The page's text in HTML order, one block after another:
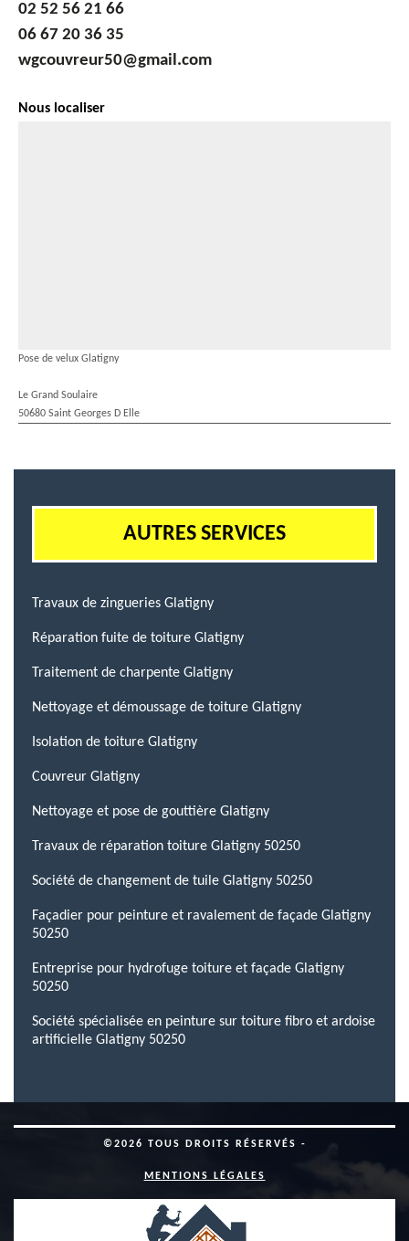
02 52 56 21 66
06 67 20 36 35
wgcouvreur50@gmail.com
Nous localiser
Pose de velux Glatigny
Le Grand Soulaire
50680 Saint Georges D Elle
AUTRES SERVICES
Travaux de zingueries Glatigny
Réparation fuite de toiture Glatigny
Traitement de charpente Glatigny
Nettoyage et démoussage de toiture Glatigny
Isolation de toiture Glatigny
Couvreur Glatigny
Nettoyage et pose de gouttière Glatigny
Travaux de réparation toiture Glatigny 50250
Société de changement de tuile Glatigny 50250
Façadier pour peinture et ravalement de façade Glatigny
50250
Entreprise pour hydrofuge toiture et façade Glatigny
50250
Société spécialisée en peinture sur toiture fibro et ardoise
artificielle Glatigny 50250
©2026 TOUS DROITS RÉSERVÉS -
MENTIONS LÉGALES